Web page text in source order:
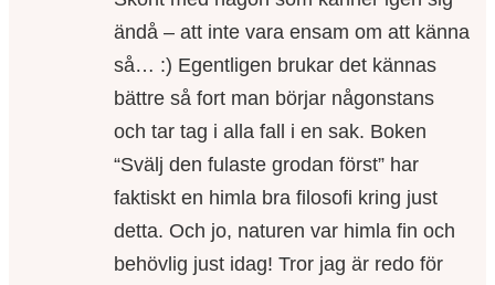
ändå – att inte vara ensam om att känna
så… :) Egentligen brukar det kännas
bättre så fort man börjar någonstans
och tar tag i alla fall i en sak. Boken
“Svälj den fulaste grodan först” har
faktiskt en himla bra filosofi kring just
detta. Och jo, naturen var himla fin och
behövlig just idag! Tror jag är redo för